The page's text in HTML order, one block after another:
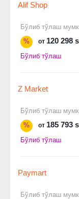
Alif Shop
Бўлиб тўлаш
%
от 120 298
Бўлиб тўлаш
Z Market
Бўлиб тўлаш
%
от 185 793
Бўлиб тўлаш
Paymart
Бўлиб тўлаш